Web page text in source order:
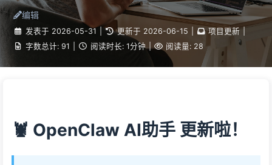
编辑
发表于 2026-05-31 更新于 2026-06-15 项目更新
字数总计: 91 阅读时长: 1分钟 | 阅读量: 28
🦞 OpenClaw AI助手 更新啦！